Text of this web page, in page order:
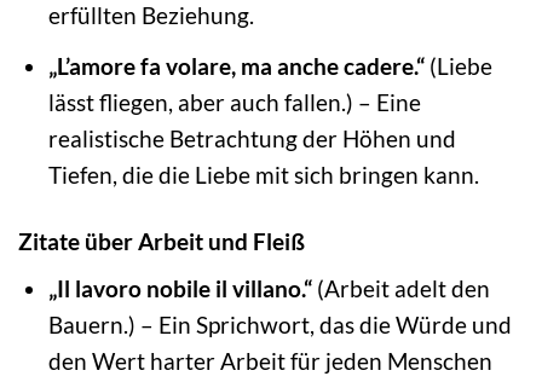
erfüllten Beziehung.
„L’amore fa volare, ma anche cadere.“(Liebe
lässt fliegen, aber auch fallen.) – Eine
realistische Betrachtung der Höhen und
Tiefen, die die Liebe mit sich bringen kann.
Zitate über Arbeit und Fleiß
„Il lavoro nobile il villano.“(Arbeit adelt den
Bauern.) – Ein Sprichwort, das die Würde und
den Wert harter Arbeit für jeden Menschen